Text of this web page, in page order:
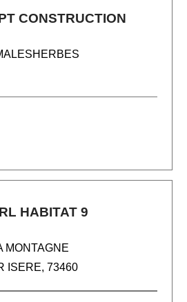
CONSTRUCTION
HABITAT 9
MONTAGNE
ISERE, 73460